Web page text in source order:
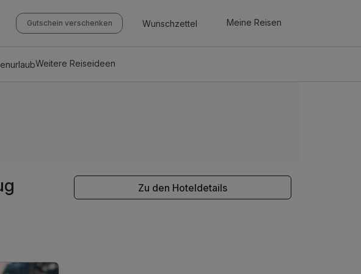
Gutschein verschenken Wunschzettel Meine Reisen
Weitere Reiseideen
Zu den Hoteldetails